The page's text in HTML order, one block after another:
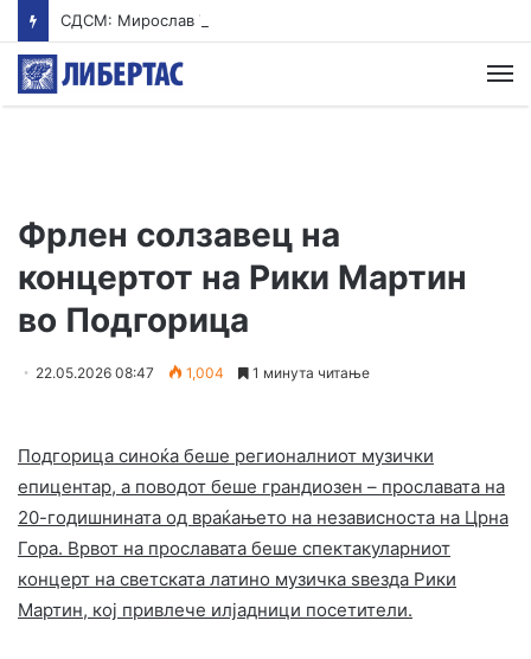
Фрлен солзавец на
концертот на Рики Мартин
во Подгорица
22.05.2026 08:47 1,004 1 минута читање
Подгорица синоќа беше регионалниот музички
епицентар, а поводот беше грандиозен – прославата на
20-годишнината од враќањето на независноста на Црна
Гора. Врвот на прославата беше спектакуларниот
концерт на светската латино музичка ѕвезда Рики
Мартин, кој привлече илјадници посетители.